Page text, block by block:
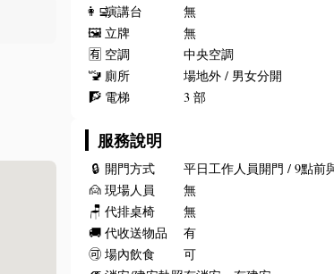
👩‍💻演講台
無
🖼️ 立牌
無
🈶 空調
中央空調
🚾 廁所
場地外 / 男女分開
🧗 電梯 3 部
服務說明
🔒 開門方式
平日工作人員開門 / 9點前
🙍 現場人員
無
🪑 代排桌椅
無
🚚 代收送物品
有
🉑 場內飲食
可